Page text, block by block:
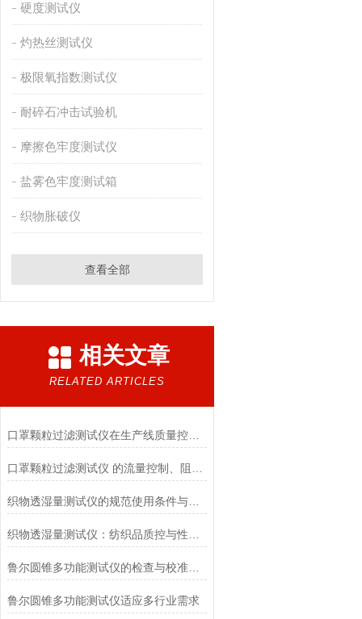
硬度测试仪
灼热丝测试仪
极限氧指数测试仪
耐碎石冲击试验机
摩擦色牢度测试仪
盐雾色牢度测试箱
织物胀破仪
查看全部
相关文章
RELATED ARTICLES
口罩颗粒过滤测试仪在生产线质量控制与研发筛选中的实战价值
织物透湿量测试仪的规范使用条件与数据保障前提
鲁尔圆锥多功能测试仪的检查与校准流程
鲁尔圆锥多功能测试仪适应多行业需求